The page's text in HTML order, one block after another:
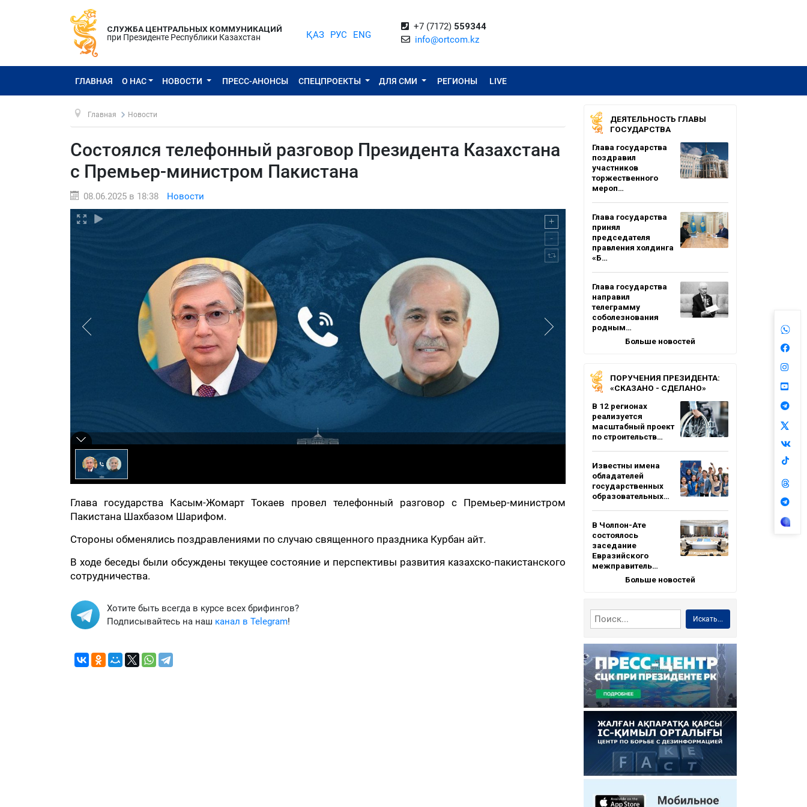
СЛУЖБА ЦЕНТРАЛЬНЫХ КОММУНИКАЦИЙ
при Президенте Республики Казахстан
ҚАЗ РУС ENG
+7 (7172) 559344
info@ortcom.kz
ГЛАВНАЯ О НАС НОВОСТИ ПРЕСС-АНОНСЫ СПЕЦПРОЕКТЫ ДЛЯ СМИ РЕГИОНЫ LIVE
Главная Новости
Состоялся телефонный разговор Президента Казахстана
с Премьер-министром Пакистана
08.06.2025 в 18:38 Новости
Глава государства Касым-Жомарт Токаев провел телефонный разговор с Премьер-министром
Пакистана Шахбазом Шарифом.
Стороны обменялись поздравлениями по случаю священного праздника Курбан айт.
В ходе беседы были обсуждены текущее состояние и перспективы развития казахско-пакистанского
сотрудничества.
Хотите быть всегда в курсе всех брифингов?
Подписывайтесь на наш канал в Telegram!
ДЕЯТЕЛЬНОСТЬ ГЛАВЫ
ГОСУДАРСТВА
Глава государства
поздравил
участников
торжественного
мероп…
Глава государства
принял
председателя
правления холдинга
«Б…
Глава государства
направил
телеграмму
соболезнования
родным…
Больше новостей
ПОРУЧЕНИЯ ПРЕЗИДЕНТА:
«СКАЗАНО - СДЕЛАНО»
В 12 регионах
реализуется
масштабный проект
по строительств…
Известны имена
обладателей
государственных
образовательных…
В Чолпон-Ате
состоялось
заседание
Евразийского
межправитель…
Больше новостей
Искать...